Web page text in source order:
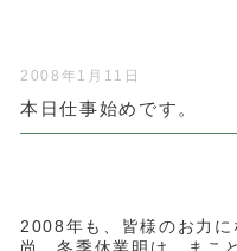
2008年1月11日
本日仕事始めです。
2008年も、皆様のお力に